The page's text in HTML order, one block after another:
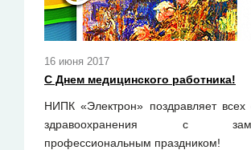
16 июня 2017
С Днем медицинского работника!
НИПК «Электрон» поздравляет всех
здравоохранения с
профессиональным праздником!